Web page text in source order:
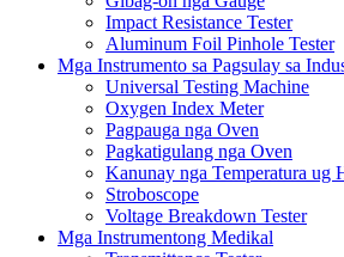
Impact Resistance Tester
Aluminum Foil Pinhole Tester
Mga Instrumento sa Pagsulay sa
Universal Testing Machine
Oxygen Index Meter
Pagpauga nga Oven
Pagkatigulang nga Oven
Kanunay nga Temperatura ug
Stroboscope
Voltage Breakdown Tester
Mga Instrumentong Medikal